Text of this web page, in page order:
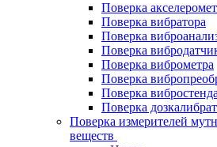
Поверка
Поверка вибратора
Поверка
Поверка
Поверка виброметра
Поверка
Поверка вибростенда
Поверка
Поверка измерителей
веществ